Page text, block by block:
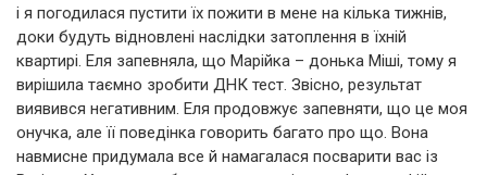
і я погодилася пустити їх пожити в мене на кілька тижнів,
доки будуть відновлені наслідки затоплення в їхній
квартирі. Еля запевняла, що Марійка – донька Міші, тому я
вирішила таємно зробити ДНК тест. Звісно, результат
виявився негативним. Еля продовжує запевняти, що це моя
онучка, але її поведінка говорить багато про що. Вона
навмисне придумала все й намагалася посварити вас із